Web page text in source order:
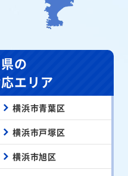
の
エリア
横浜市青葉区
横浜市戸塚区
横浜市旭区